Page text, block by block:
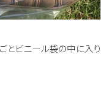
とビニール袋の中に入り